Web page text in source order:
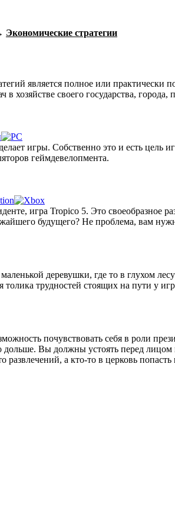
Экономические стратегии
является полное или практически
в хозяйстве своего государства,
игры. Собственно это и есть
геймдевелопмента.
игра Tropico 5. Это своеобразное
будущего? Не проблема, вам
деревушки, где то в глухом
толика трудностей стоящих на пути у
почувствовать себя в роли
дольше. Вы должны устоять перед
развлечений, а кто-то в церковь